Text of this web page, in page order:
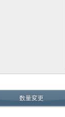
数量変更